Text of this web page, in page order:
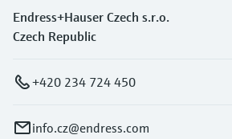
Endress+Hauser Czech s.r.o.
Czech Republic
+420 234 724 450
info.cz@endress.com